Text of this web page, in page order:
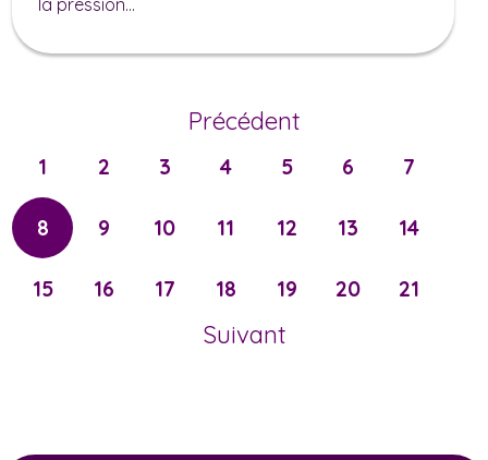
Précédent
1 2 3 4 5 6 7
8 9 10 11 12 13 14
15 16 17 18 19 20 21
Suivant